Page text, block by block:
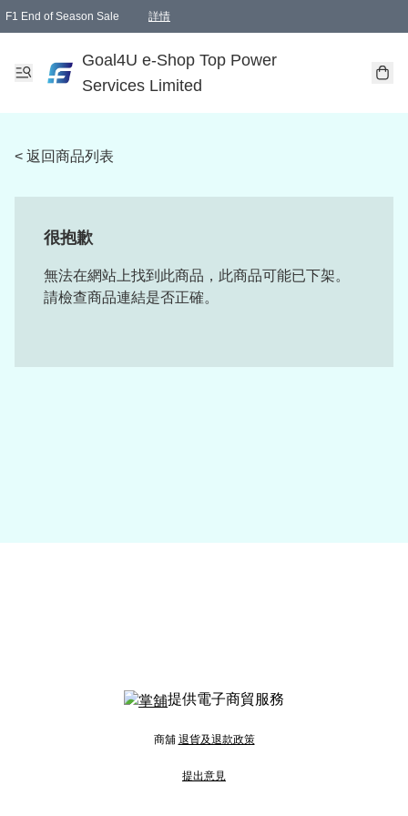
F1 End of Season Sale 詳情
Goal4U e-Shop Top Power
Services Limited
< 返回商品列表
很抱歉
無法在網站上找到此商品，此商品可能已下架。
請檢查商品連結是否正確。
提供電子商貿服務
商舖 退貨及退款政策
提出意見